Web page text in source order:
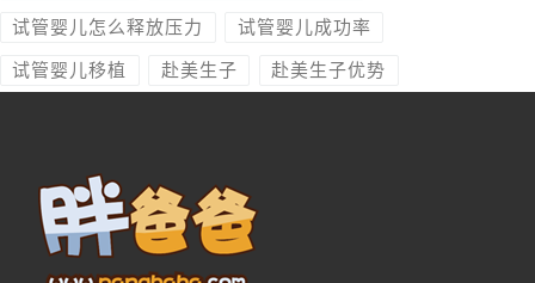
试管婴儿怎么释放压力 试管婴儿成功率
试管婴儿移植 赴美生子 赴美生子优势